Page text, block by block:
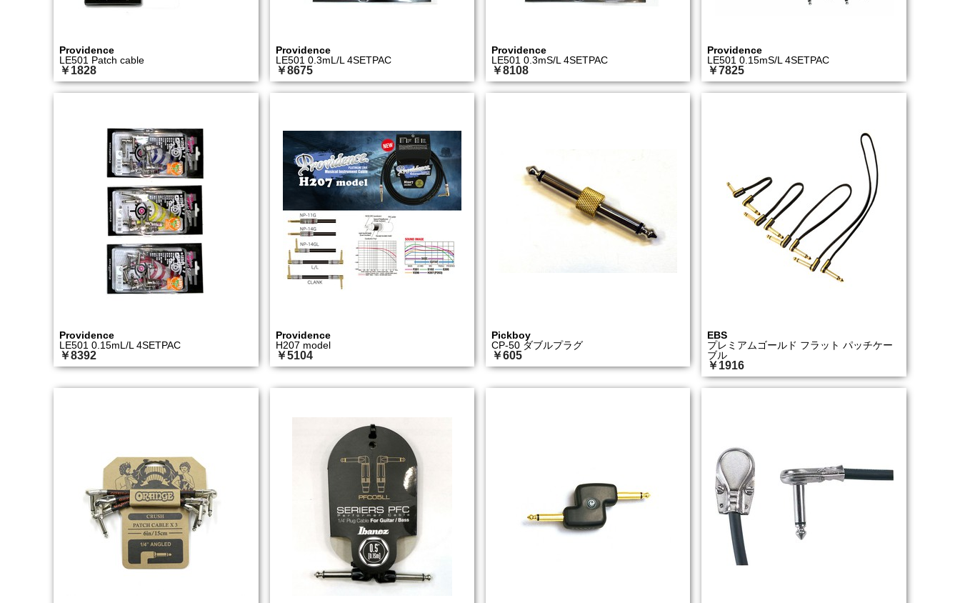
Providence
LE501 Patch cable
￥1828
Providence
LE501 0.3mL/L 4SETPAC
￥8675
Providence
LE501 0.3mS/L 4SETPAC
￥8108
Providence
LE501 0.15mS/L 4SETPAC
￥7825
Providence
LE501 0.15mL/L 4SETPAC
￥8392
Providence
H207 model
￥5104
Pickboy
CP-50 ダブルプラグ
￥605
EBS
プレミアムゴールド フラット パッチケー
ブル
￥1916